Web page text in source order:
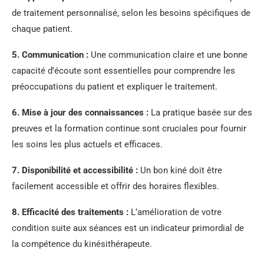
de traitement personnalisé, selon les besoins spécifiques de
chaque patient.
5. Communication : Une communication claire et une bonne
capacité d’écoute sont essentielles pour comprendre les
préoccupations du patient et expliquer le traitement.
6. Mise à jour des connaissances : La pratique basée sur des
preuves et la formation continue sont cruciales pour fournir
les soins les plus actuels et efficaces.
7. Disponibilité et accessibilité : Un bon kiné doit être
facilement accessible et offrir des horaires flexibles.
8. Efficacité des traitements : L’amélioration de votre
condition suite aux séances est un indicateur primordial de
la compétence du kinésithérapeute.